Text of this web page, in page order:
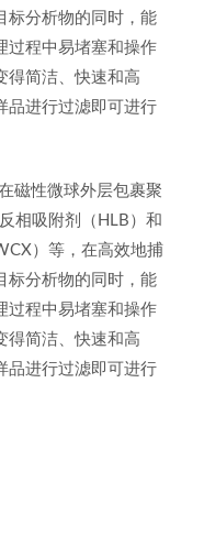
标分析物的同时，能
过程中易堵塞和操作
得简洁、快速和高
品进行过滤即可进行
磁性微球外层包裹聚
相吸附剂（HLB）和
）等，在高效地捕
标分析物的同时，能
过程中易堵塞和操作
得简洁、快速和高
品进行过滤即可进行